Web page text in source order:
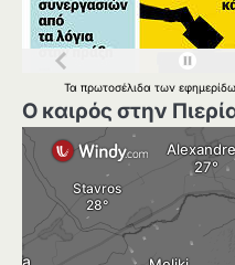
Τα πρωτοσέλιδα των
Ο καιρός στην